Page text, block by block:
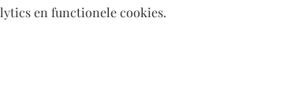
en functionele cookies.